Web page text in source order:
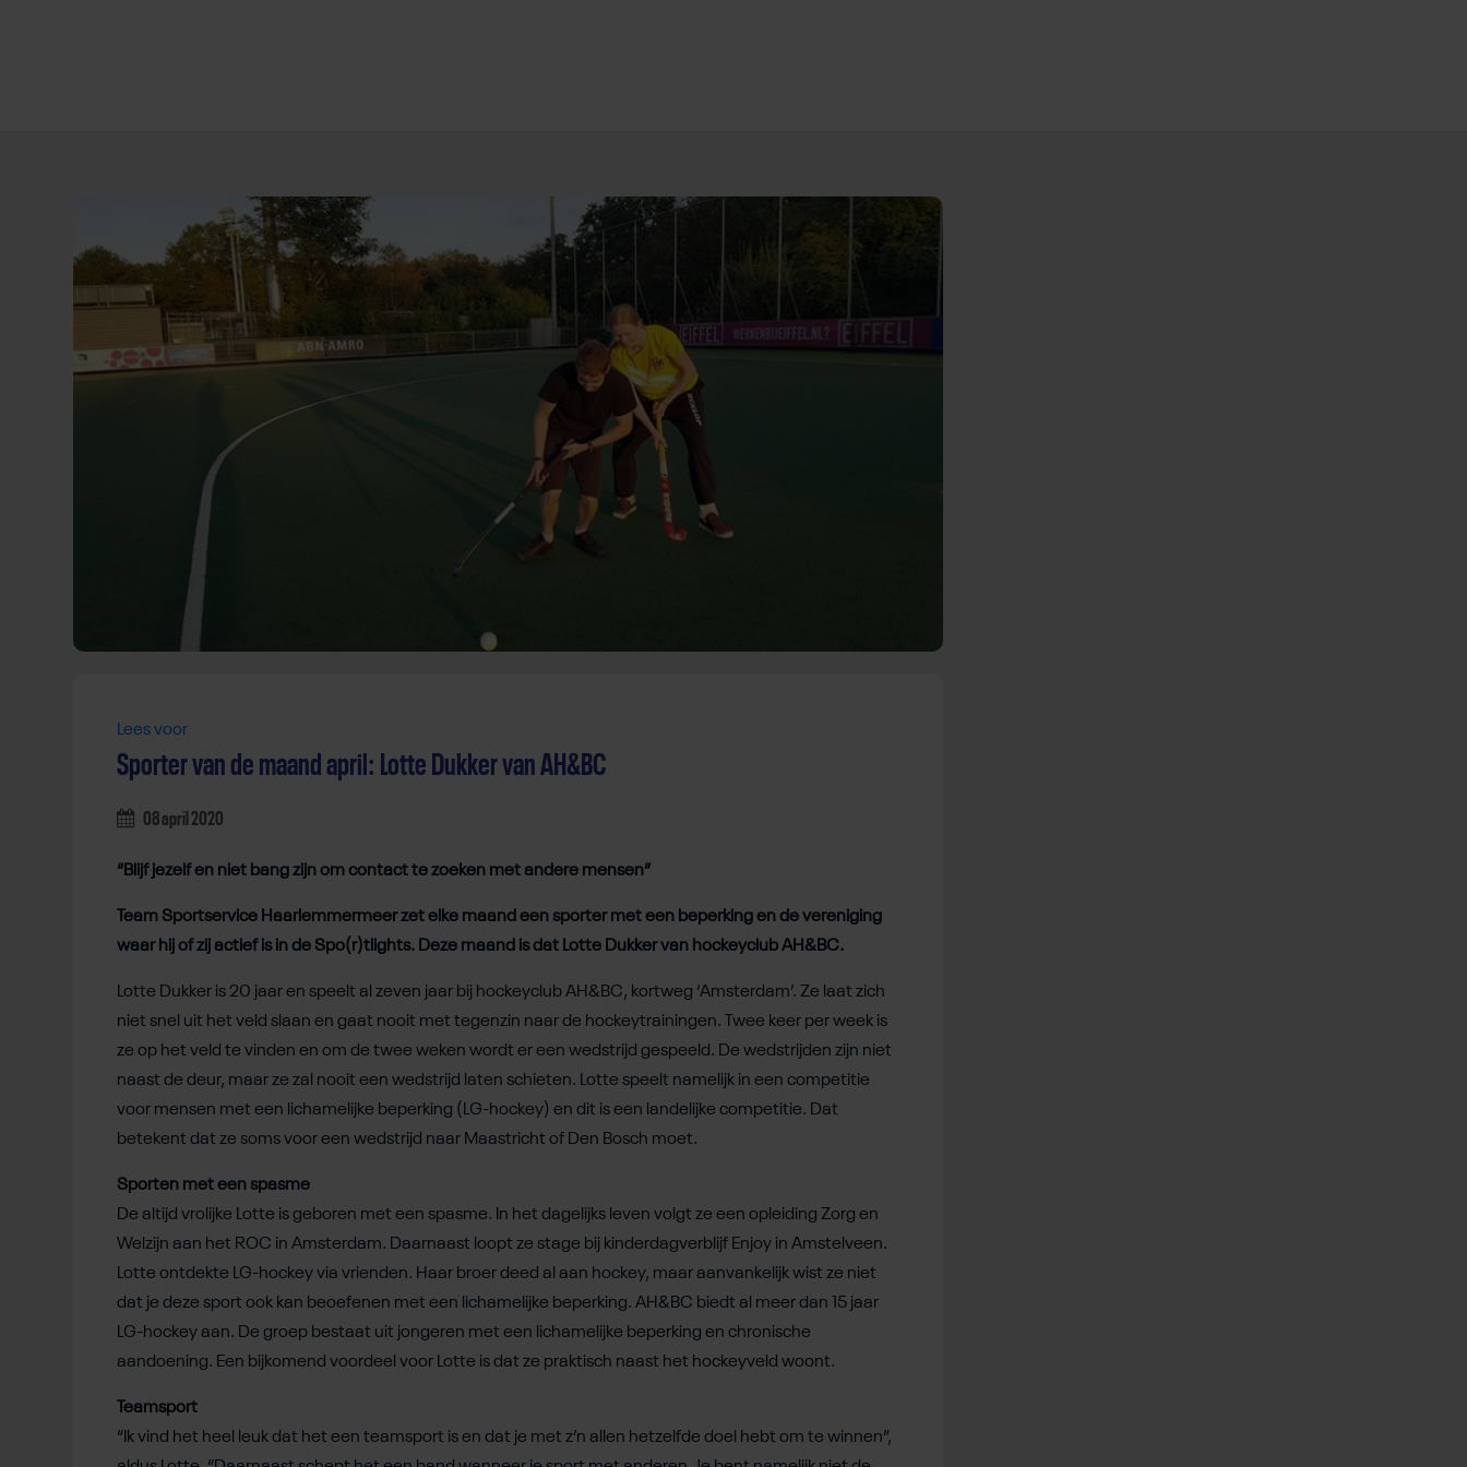
content
Lees voor
Sporter van de maand april: Lotte Dukker van AH&BC
08 april 2020
“Blijf jezelf en niet bang zijn om contact te zoeken met andere mensen”
Team Sportservice Haarlemmermeer zet elke maand een sporter met een beperking en de vereniging
waar hij of zij actief is in de Spo(r)tlights. Deze maand is dat Lotte Dukker van hockeyclub AH&BC.
Lotte Dukker is 20 jaar en speelt al zeven jaar bij hockeyclub AH&BC, kortweg ‘Amsterdam’. Ze laat zich
niet snel uit het veld slaan en gaat nooit met tegenzin naar de hockeytrainingen. Twee keer per week is
ze op het veld te vinden en om de twee weken wordt er een wedstrijd gespeeld. De wedstrijden zijn niet
naast de deur, maar ze zal nooit een wedstrijd laten schieten. Lotte speelt namelijk in een competitie
voor mensen met een lichamelijke beperking (LG-hockey) en dit is een landelijke competitie. Dat
betekent dat ze soms voor een wedstrijd naar Maastricht of Den Bosch moet.
Sporten met een spasme
De altijd vrolijke Lotte is geboren met een spasme. In het dagelijks leven volgt ze een opleiding Zorg en
Welzijn aan het ROC in Amsterdam. Daarnaast loopt ze stage bij kinderdagverblijf Enjoy in Amstelveen.
Lotte ontdekte LG-hockey via vrienden. Haar broer deed al aan hockey, maar aanvankelijk wist ze niet
dat je deze sport ook kan beoefenen met een lichamelijke beperking. AH&BC biedt al meer dan 15 jaar
LG-hockey aan. De groep bestaat uit jongeren met een lichamelijke beperking en chronische
aandoening. Een bijkomend voordeel voor Lotte is dat ze praktisch naast het hockeyveld woont.
Teamsport
“Ik vind het heel leuk dat het een teamsport is en dat je met z’n allen hetzelfde doel hebt om te winnen”,